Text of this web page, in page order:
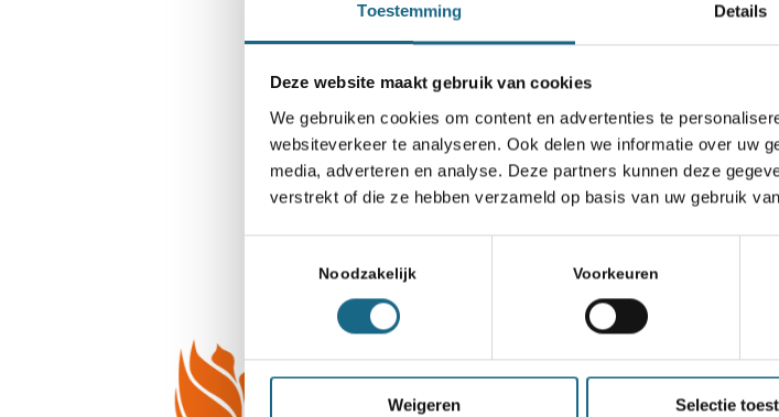
Toestemming Details
Deze website maakt gebruik van cookies
We gebruiken cookies om content en advertenties te
websiteverkeer te analyseren. Ook delen we informatie over uw
media, adverteren en analyse. Deze partners kunnen deze
verstrekt of die ze hebben verzameld op basis van uw gebruik
Noodzakelijk Voorkeuren
Weigeren Selectie